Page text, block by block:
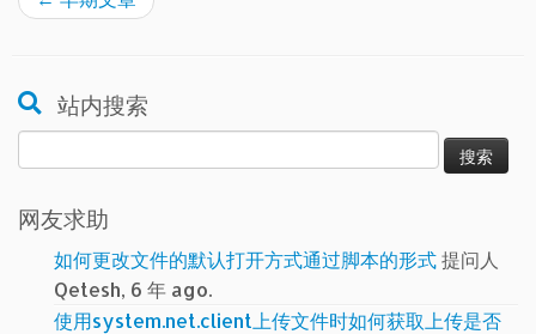
站内搜索
索：
网友求助
如何更改文件的默认打开方式通过脚本的形式提问人
Qetesh, 6 年 ago.
使用system.net.client上传文件时如何获取上传是否